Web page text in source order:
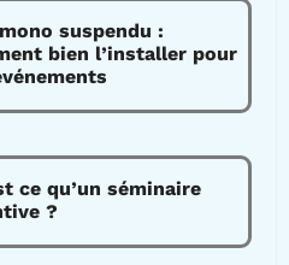
suspendu :
bien l’installer pour
ce qu’un séminaire
?